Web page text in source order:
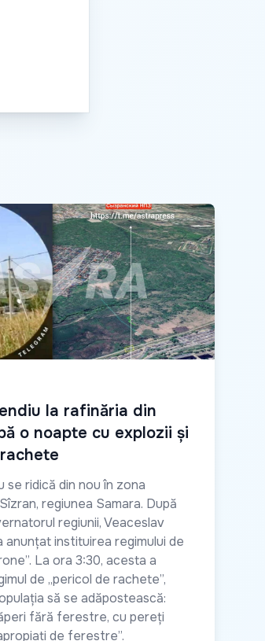
la rafinăria din
o noapte cu explozii și
se ridică din nou în zona
regiunea Samara. După
regiunii, Veaceslav
anunțat instituirea regimului de
La ora 3:30, acesta a
de „pericol de rachete”,
să se adăpostească:
fără ferestre, cu pereți
de ferestre”.